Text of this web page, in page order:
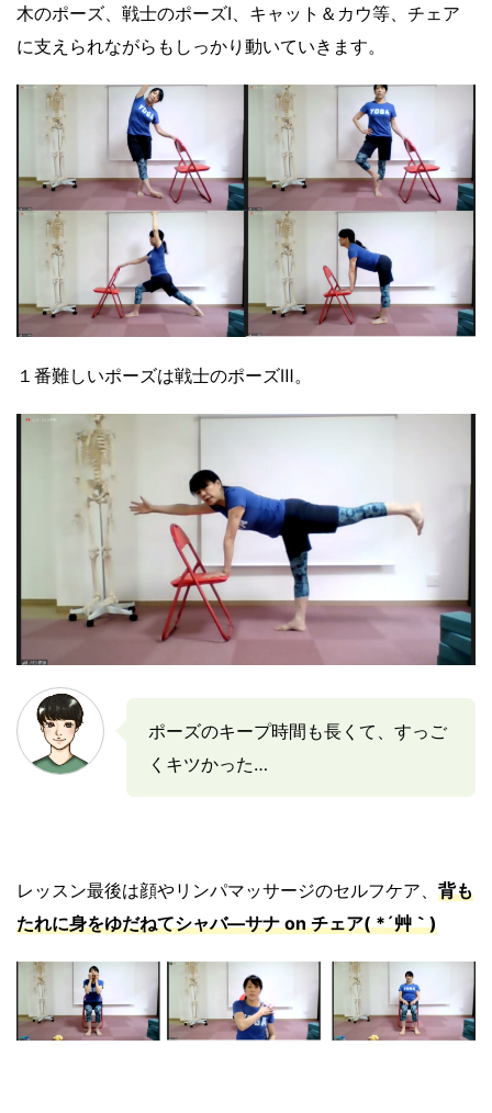
木のポーズ、戦士のポーズⅠ、キャット＆カウ等、チェア
に支えられながらもしっかり動いていきます。
１番難しいポーズは戦士のポーズⅢ。
ポーズのキープ時間も長くて、すっご
くキツかった…
レッスン最後は顔やリンパマッサージのセルフケア、 背も
たれに身をゆだねてシャバ―サナ on チェア( *´艸｀)